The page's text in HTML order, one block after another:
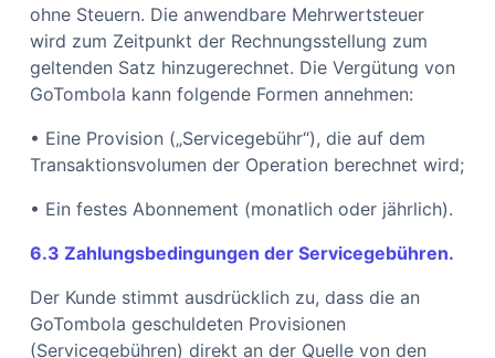
ohne Steuern. Die anwendbare Mehrwertsteuer
wird zum Zeitpunkt der Rechnungsstellung zum
geltenden Satz hinzugerechnet. Die Vergütung von
GoTombola kann folgende Formen annehmen:
• Eine Provision („Servicegebühr“), die auf dem
Transaktionsvolumen der Operation berechnet wird;
• Ein festes Abonnement (monatlich oder jährlich).
6.3 Zahlungsbedingungen der Servicegebühren.
Der Kunde stimmt ausdrücklich zu, dass die an
GoTombola geschuldeten Provisionen
(Servicegebühren) direkt an der Quelle von den